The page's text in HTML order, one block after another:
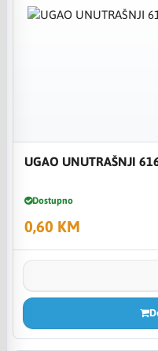
UGAO UNUTRAŠNJI
Dostupno
0,60 KM